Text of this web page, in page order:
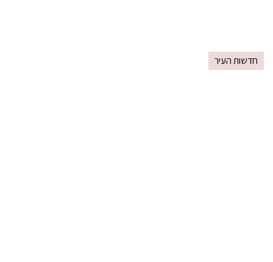
חדשות העיר